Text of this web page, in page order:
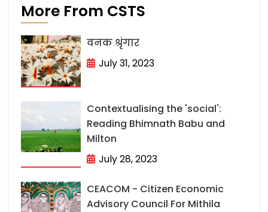
More From CSTS
वनक श्रृंगार
July 31, 2023
Contextualising the 'social':
Reading Bhimnath Babu and
Milton
July 28, 2023
CEACOM - Citizen Economic
Advisory Council For Mithila